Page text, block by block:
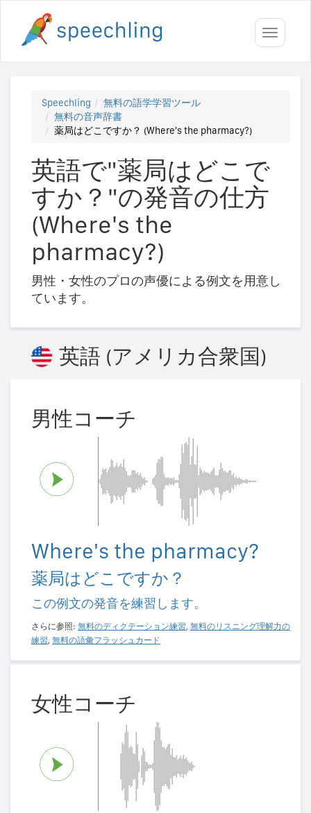
Toggle
Speechling
無料の語学学習ツール
無料の音声辞書
薬局はどこですか？ (Where's the pharmacy?)
英語で"薬局はどこで
すか？"の発音の仕方
(Where's the
pharmacy?)
男性・女性のプロの声優による例文を用意し
ています。
英語 (アメリカ合衆国)
男性コーチ
Where's the pharmacy?
薬局はどこですか？
この例文の発音を練習します。
さらに参照: 無料のディクテーション練習, 無料のリスニング理解力の
練習, 無料の語彙フラッシュカード
女性コーチ